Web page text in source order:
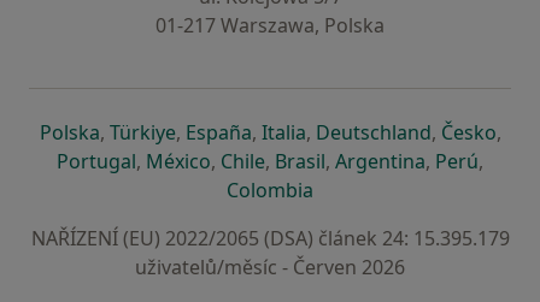
01-217 Warszawa, Polska
Polskase otevře v nové záložce
, Türkiyese otevře v nové záložce
, Españase otevře v nové záložce
, Italiase otevře v nové záložce
, Deutschlandse otevře v
, Českose
,
Portugalse otevře v nové záložce
, Méxicose otevře v nové záložce
, Chilese otevře v nové záložce
, Brasilse otevře v nové
, Argentinase otevře v
, Perúse
,
Colombia
NAŘÍZENÍ (EU) 2022/2065 (DSA) článek 24: 15.395.179
uživatelů/měsíc - Červen 2026